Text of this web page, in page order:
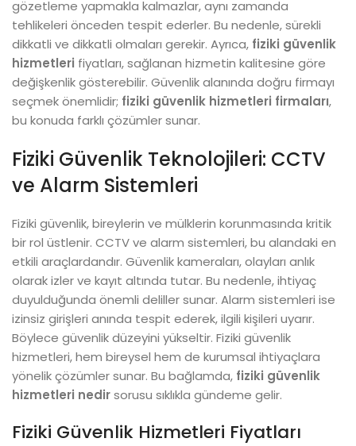
gözetleme yapmakla kalmazlar, aynı zamanda
tehlikeleri önceden tespit ederler. Bu nedenle, sürekli
dikkatli ve dikkatli olmaları gerekir. Ayrıca, fiziki güvenlik
hizmetleri fiyatları, sağlanan hizmetin kalitesine göre
değişkenlik gösterebilir. Güvenlik alanında doğru firmayı
seçmek önemlidir; fiziki güvenlik hizmetleri firmaları,
bu konuda farklı çözümler sunar.
Fiziki Güvenlik Teknolojileri: CCTV
ve Alarm Sistemleri
Fiziki güvenlik, bireylerin ve mülklerin korunmasında kritik
bir rol üstlenir. CCTV ve alarm sistemleri, bu alandaki en
etkili araçlardandır. Güvenlik kameraları, olayları anlık
olarak izler ve kayıt altında tutar. Bu nedenle, ihtiyaç
duyulduğunda önemli deliller sunar. Alarm sistemleri ise
izinsiz girişleri anında tespit ederek, ilgili kişileri uyarır.
Böylece güvenlik düzeyini yükseltir. Fiziki güvenlik
hizmetleri, hem bireysel hem de kurumsal ihtiyaçlara
yönelik çözümler sunar. Bu bağlamda, fiziki güvenlik
hizmetleri nedirsorusu sıklıkla gündeme gelir.
Fiziki Güvenlik Hizmetleri Fiyatları